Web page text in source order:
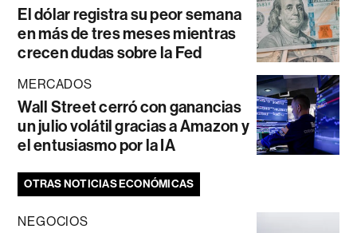
El dólar registra su peor semana
en más de tres meses mientras
crecen dudas sobre la Fed
MERCADOS
Wall Street cerró con ganancias
un julio volátil gracias a Amazon y
el entusiasmo por la IA
OTRAS NOTICIAS ECONÓMICAS
NEGOCIOS